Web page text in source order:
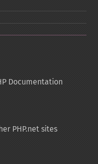
Documentation
PHP.net sites